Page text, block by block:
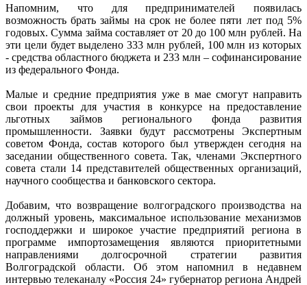
Напомним, что для предпринимателей появилась
возможность брать займы на срок не более пяти лет под 5%
годовых. Сумма займа составляет от 20 до 100 млн рублей. На
эти цели будет выделено 333 млн рублей, 100 млн из которых
- средства областного бюджета и 233 млн – софинансирование
из федерального Фонда.
Малые и средние предприятия уже в мае смогут направить
свои проекты для участия в конкурсе на предоставление
льготных займов регионального фонда развития
промышленности. Заявки будут рассмотрены Экспертным
советом Фонда, состав которого был утвержден сегодня на
заседании общественного совета. Так, членами Экспертного
совета стали 14 представителей общественных организаций,
научного сообщества и банковского сектора.
Добавим, что возвращение волгоградского производства на
должный уровень, максимальное использование механизмов
господдержки и широкое участие предприятий региона в
программе импортозамещения являются приоритетными
направлениями долгосрочной стратегии развития
Волгоградской области. Об этом напомнил в недавнем
интервью телеканалу «Россия 24» губернатор региона Андрей